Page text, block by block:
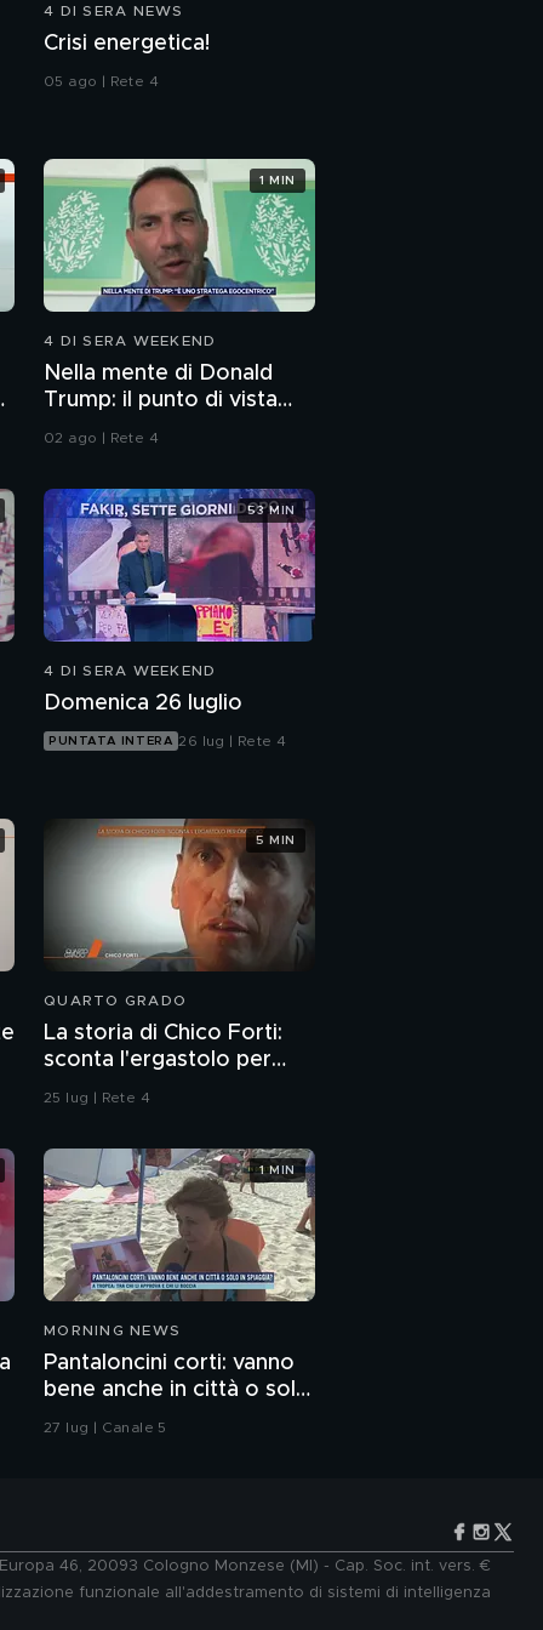
Cookies salati al
radicchio e formaggio
4 DI SERA NEWS
Crisi energetica!
05 ago | Rete 4
4 DI SERA WEEKEND
Nella mente di Donald
Trump: il punto di vista
dello psichiatra Leonardo
02 ago | Rete 4
1 MIN
4 DI SERA WEEKEND
Domenica 26 luglio
PUNTATA INTERA 26 lug | Rete 4
53 MIN
QUARTO GRADO
La storia di Chico Forti:
sconta l'ergastolo per
omicidio
25 lug | Rete 4
5 MIN
MORNING NEWS
Pantaloncini corti: vanno
bene anche in città o solo
in spiaggia?
27 lug | Canale 5
1 MIN
46, 20093 Cologno Monzese (MI) - Cap. Soc. int. vers. €
funzionale all'addestramento di sistemi di intelligenza